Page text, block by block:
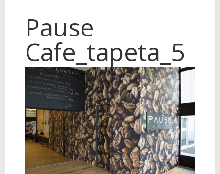
Pause
Cafe_tapeta_5